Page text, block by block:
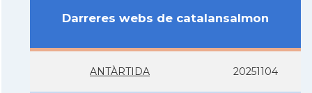
Darreres webs de catalansalmon
ANTÀRTIDA 20251104